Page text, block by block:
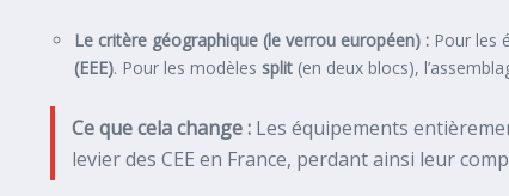
Le critère géographique (le verrou européen) : Pour les
(EEE). Pour les modèles split (en deux blocs),
Ce que cela change :Les équipements
levier des CEE en France, perdant ainsi leur